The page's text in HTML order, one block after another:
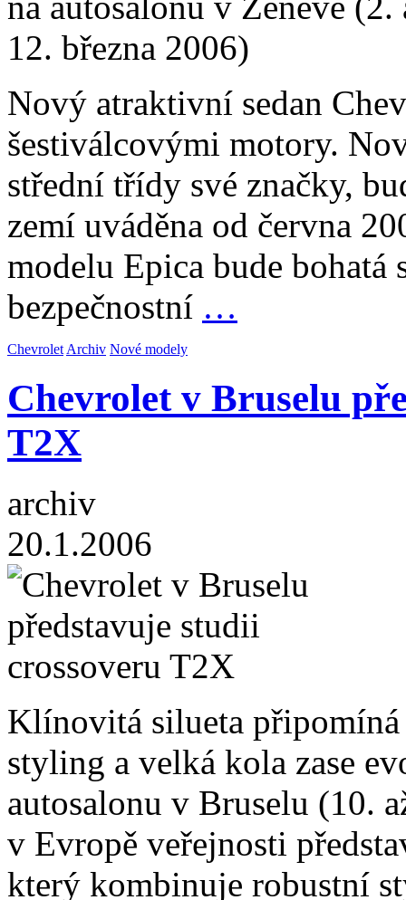
Nový atraktivní sedan
šestiválcovými motory.
střední třídy své značky,
zemí uváděna od června
modelu Epica bude
bezpečnostní …
Chevrolet Archiv Nové modely
Chevrolet v Bruselu
T2X
archiv
20.1.2006
Klínovitá silueta
styling a velká kola zase
autosalonu v Bruselu (10.
v Evropě veřejnosti
který kombinuje robustní